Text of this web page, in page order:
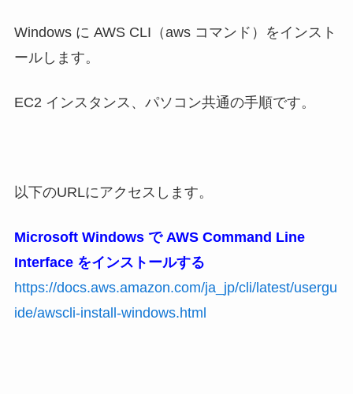
Windows に AWS CLI（aws コマンド）をインスト
ールします。
EC2 インスタンス、パソコン共通の手順です。
以下のURLにアクセスします。
Microsoft Windows で AWS Command Line
Interface をインストールする
https://docs.aws.amazon.com/ja_jp/cli/latest/usergu
ide/awscli-install-windows.html